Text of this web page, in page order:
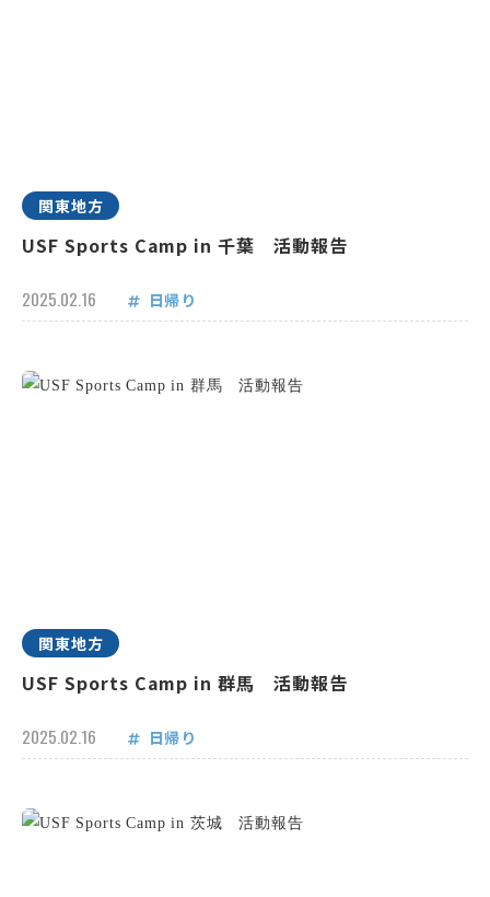
関東地方
USF Sports Camp in 千葉 活動報告
2025.02.16 日帰り
関東地方
USF Sports Camp in 群馬 活動報告
2025.02.16 日帰り